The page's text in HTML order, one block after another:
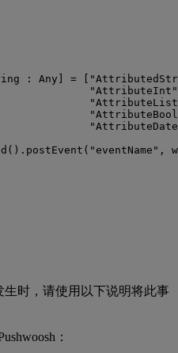
: Any ] = [ "
"AttributeInt "
"AttributeList
"AttributeBool
"AttributeDate
(). postEvent ( " eventName " ,
生时，请使用以下说明将此事
：